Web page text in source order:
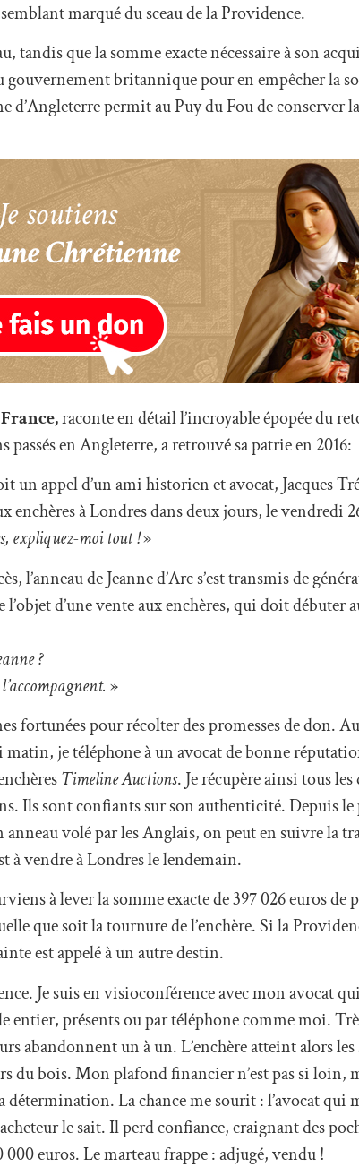
marqué du sceau de la Providence.
tandis que la somme exacte nécessaire à son
britannique pour en empêcher la
permit au Puy du Fou de conserver
raconte en détail l’incroyable épopée du
passés en Angleterre, a retrouvé sa patrie en 2016:
un appel d’un ami historien et avocat, Jacques
enchères à Londres dans deux jours, le vendredi
expliquez-moi tout!»
l’anneau de Jeanne d’Arc s’est transmis de
d’une vente aux enchères, qui doit débuter
?
»
fortunées pour récolter des promesses de don.
je téléphone à un avocat de bonne
Timeline Auctions. Je récupère ainsi tous
Ils sont confiants sur son authenticité. Depuis le
volé par les Anglais, on peut en suivre la
à vendre à Londres le lendemain.
à lever la somme exacte de 397 026 euros de
que soit la tournure de l’enchère. Si la
est appelé à un autre destin.
Je suis en visioconférence avec mon avocat
entier, présents ou par téléphone comme moi.
abandonnent un à un. L’enchère atteint alors
du bois. Mon plafond financier n’est pas si loin,
détermination. La chance me sourit : l’avocat qui
le sait. Il perd confiance, craignant des
euros. Le marteau frappe : adjugé, vendu !